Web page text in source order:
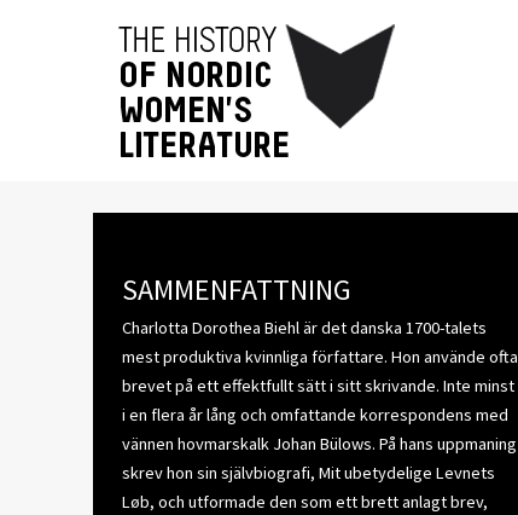
SAMMENFATTNING
Charlotta Dorothea Biehl är det danska 1700-talets
mest produktiva kvinnliga författare. Hon använde ofta
brevet på ett effektfullt sätt i sitt skrivande. Inte minst
i en flera år lång och omfattande korrespondens med
vännen hovmarskalk Johan Bülows. På hans uppmaning
skrev hon sin självbiografi, Mit ubetydelige Levnets
Løb, och utformade den som ett brett anlagt brev,